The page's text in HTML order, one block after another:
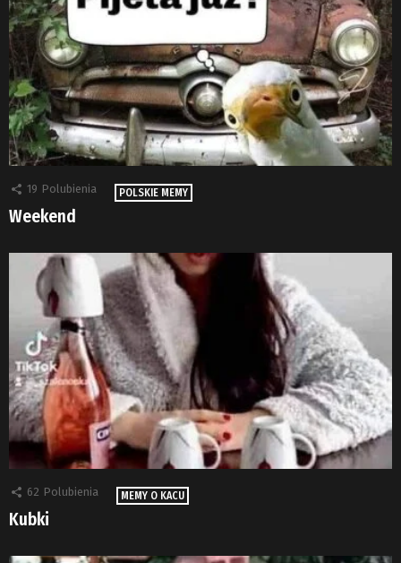
19 Polubienia POLSKIE MEMY
Weekend
62 Polubienia MEMY O KACU
Kubki